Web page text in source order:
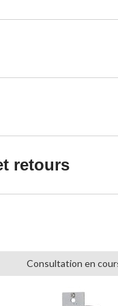
retours
Consultation en